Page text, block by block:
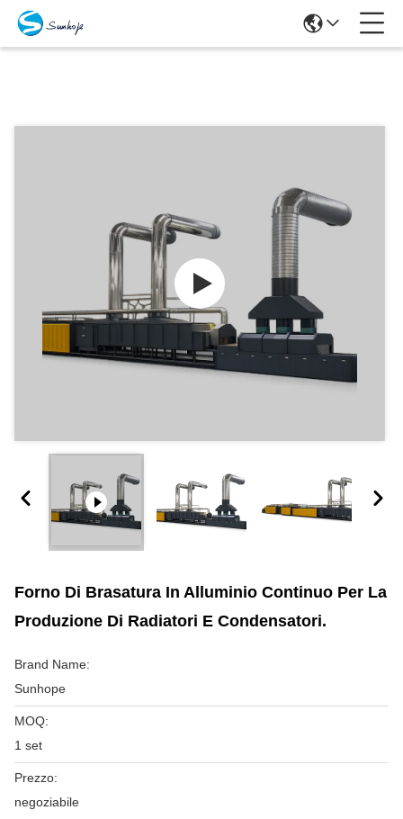
Forno Di Brasatura In Alluminio Continuo Per La
Produzione Di Radiatori E Condensatori.
Brand Name:
Sunhope
MOQ:
1 set
Prezzo:
negoziabile